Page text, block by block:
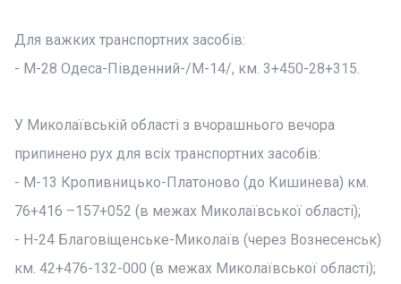
Для важких транспортних засобів:
- М-28 Одеса-Південний-/М-14/, км. 3+450-28+315.
У Миколаївській області з вчорашнього вечора
припинено рух для всіх транспортних засобів:
- М-13 Кропивницько-Платоново (до Кишинева) км.
76+416 –157+052 (в межах Миколаївської області);
- Н-24 Благовіщенське-Миколаїв (через Вознесенськ)
км. 42+476-132-000 (в межах Миколаївської області);